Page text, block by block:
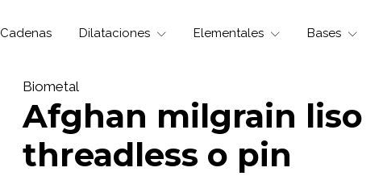
Cadenas Dilataciones Elementales Bases
Biometal
Afghan milgrain liso
threadless o pin